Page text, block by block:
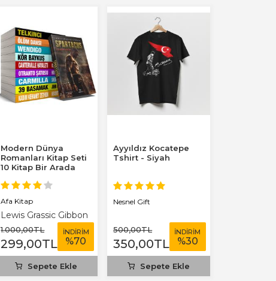
Modern Dünya
Romanları Kitap Seti
10 Kitap Bir Arada
Afa Kitap
Lewis Grassic Gibbon
1.000,00TL
299,00TL
İNDİRİM
%70
Sepete Ekle
Ayyıldız Kocatepe
Tshirt - Siyah
Nesnel Gift
500,00TL
350,00TL
İNDİRİM
%30
Sepete Ekle